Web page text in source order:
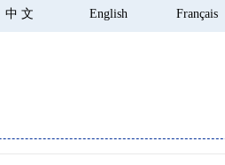
Français
English
中 文